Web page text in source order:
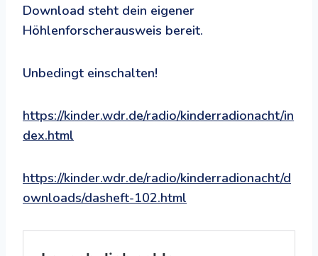
Download steht dein eigener
Höhlenforscherausweis bereit.
Unbedingt einschalten!
https://kinder.wdr.de/radio/kinderradionacht/in
dex.html
https://kinder.wdr.de/radio/kinderradionacht/d
ownloads/dasheft-102.html